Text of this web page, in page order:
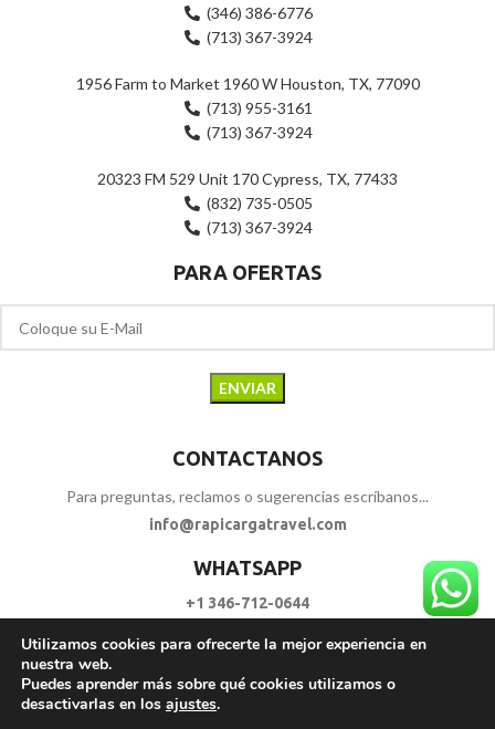
(346) 386-6776
(713) 367-3924
1956 Farm to Market 1960 W Houston, TX, 77090
(713) 955-3161
(713) 367-3924
20323 FM 529 Unit 170 Cypress, TX, 77433
(832) 735-0505
(713) 367-3924
PARA OFERTAS
CONTACTANOS
Para preguntas, reclamos o sugerencias escríbanos...
info@rapicargatravel.com
WHATSAPP
+1 346-712-0644
SIGUENOS
Utilizamos cookies para ofrecerte la mejor experiencia en
nuestra web.
Puedes aprender más sobre qué cookies utilizamos o
desactivarlas en los ajustes.